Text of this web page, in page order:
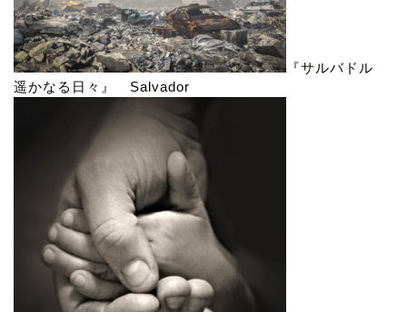
『サルバドル
遥かなる日々』 Salvador